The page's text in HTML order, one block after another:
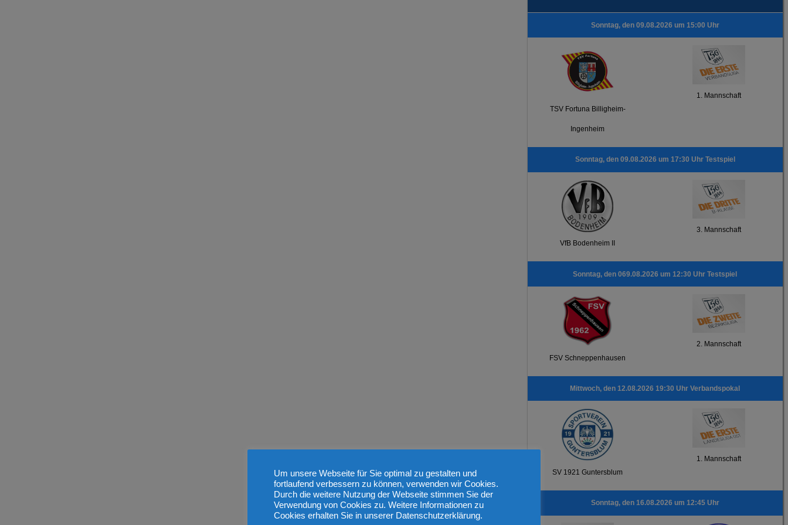
Sonntag, den 09.08.2026 um 15:00 Uhr
TSV Fortuna Billigheim-
Ingenheim
1. Mannschaft
Sonntag, den 09.08.2026 um 17:30 Uhr Testspiel
VfB Bodenheim II
3. Mannschaft
Sonntag, den 069.08.2026 um 12:30 Uhr Testspiel
FSV Schneppenhausen
2. Mannschaft
Mittwoch, den 12.08.2026 19:30 Uhr Verbandspokal
SV 1921 Guntersblum
1. Mannschaft
Sonntag, den 16.08.2026 um 12:45 Uhr
Um unsere Webseite für Sie optimal zu gestalten und
fortlaufend verbessern zu können, verwenden wir Cookies.
Durch die weitere Nutzung der Webseite stimmen Sie der
Verwendung von Cookies zu. Weitere Informationen zu
Cookies erhalten Sie in unserer Datenschutzerklärung.